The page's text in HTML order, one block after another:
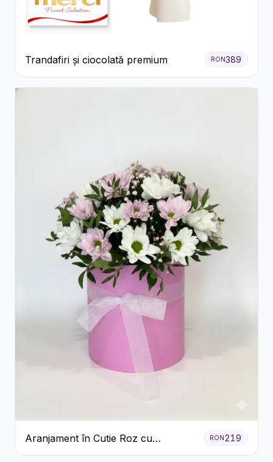
Trandafiri și ciocolată premium RON389
Aranjament în Cutie Roz cu
Crizanteme Albe și Lila
RON 219